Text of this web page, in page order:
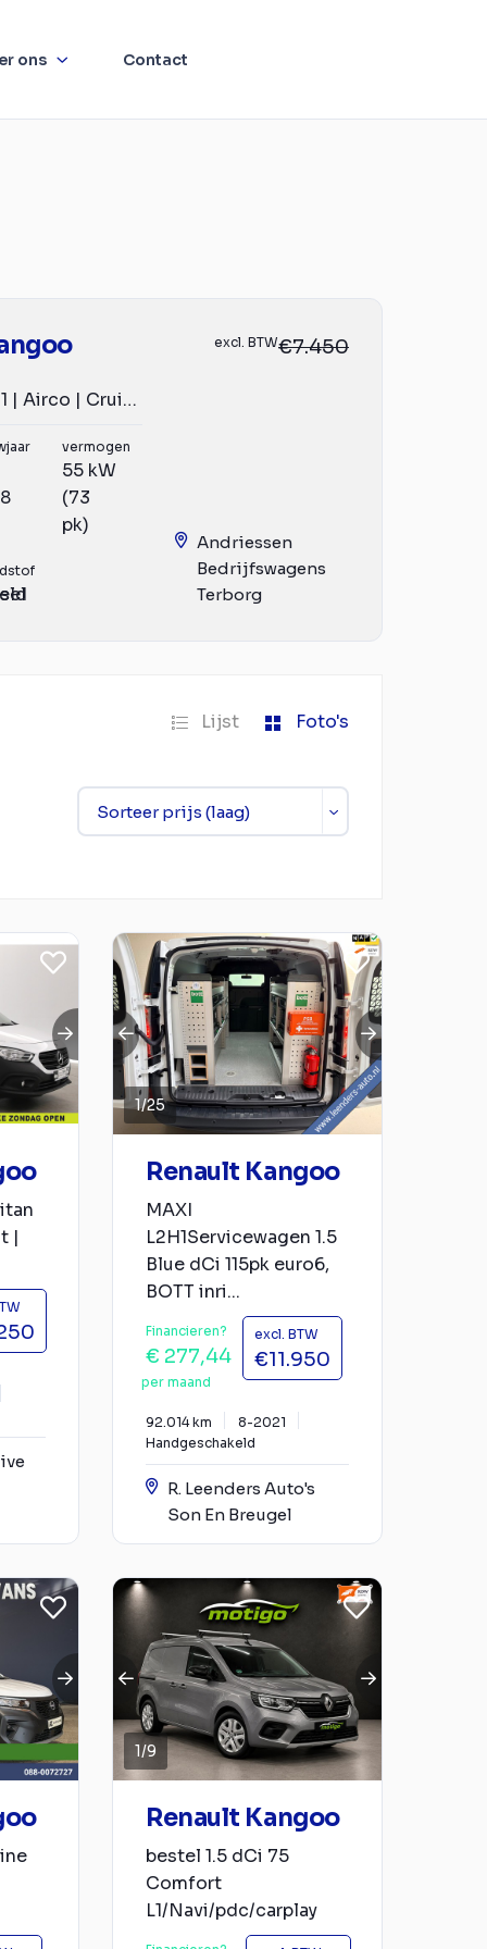
ons Contact
**1.5 dCi | L1H1 | Airco | Cruise | Navigatie | R-Link**
excl. BTW€7.450
vermogen
55 kW
(73
pk)
Andriessen
Bedrijfswagens
Terborg
Lijst Foto's
|
1/25
Renault Kangoo
MAXI
L2H1Servicewagen 1.5
Blue dCi 115pk euro6,
BOTT inri...
Financieren?
€ 277,44
per maand
excl. BTW
€11.950
92.014 km
8-2021
Handgeschakeld
R. Leenders Auto's
Son En Breugel
1/9
Renault Kangoo
bestel 1.5 dCi 75
Comfort
L1/Navi/pdc/carplay